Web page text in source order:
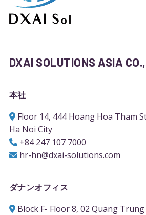
DXAI SOLUTIONS ASIA
本社
Floor 14, 444 Hoang Hoa Tham
Ha Noi City
+84 247 107 7000
hr-hn@dxai-solutions.com
ダナンオフィス
Block F- Floor 8, 02 Quang